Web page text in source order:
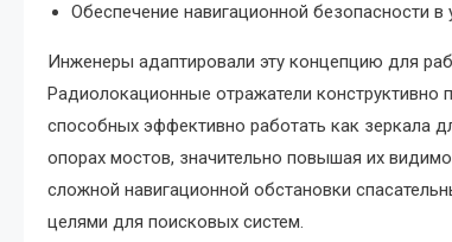
Обеспечение навигационной безопасности в
Инженеры адаптировали эту концепцию для
Радиолокационные отражатели конструктивно
способных эффективно работать как зеркала
опорах мостов, значительно повышая их
сложной навигационной обстановки
целями для поисковых систем.